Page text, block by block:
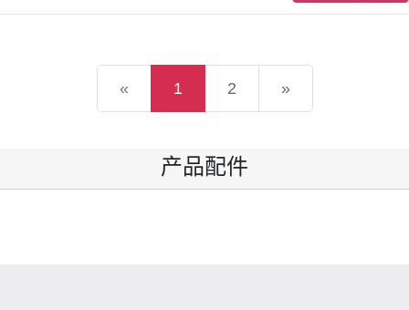
« 1 2 »
产品配件